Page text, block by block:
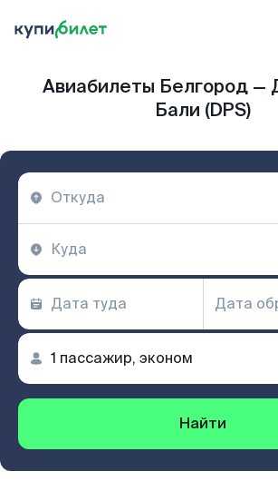
Авиабилеты Белгород —
Бали (DPS)
Найти